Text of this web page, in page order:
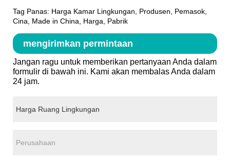
Tag Panas: Harga Kamar Lingkungan, Produsen, Pemasok,
Cina, Made in China, Harga, Pabrik
mengirimkan permintaan
Jangan ragu untuk memberikan pertanyaan Anda dalam
formulir di bawah ini. Kami akan membalas Anda dalam
24 jam.